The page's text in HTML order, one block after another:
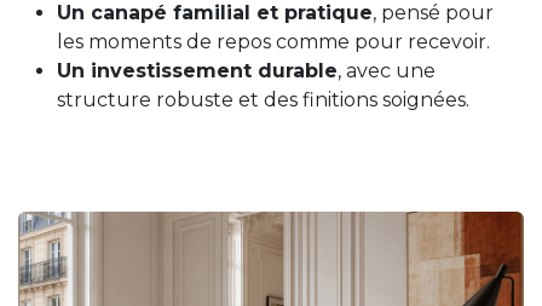
Un canapé familial et pratique, pensé pour
les moments de repos comme pour recevoir.
Un investissement durable, avec une
structure robuste et des finitions soignées.